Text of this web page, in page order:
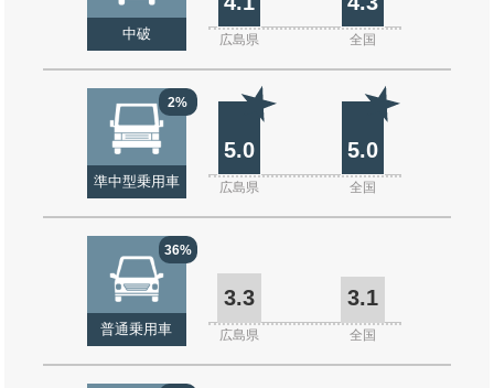
中破 広島県 全国
2%
準中型乗用車
5.0 5.0
広島県 全国
36%
普通乗用車
3.3 3.1
広島県 全国